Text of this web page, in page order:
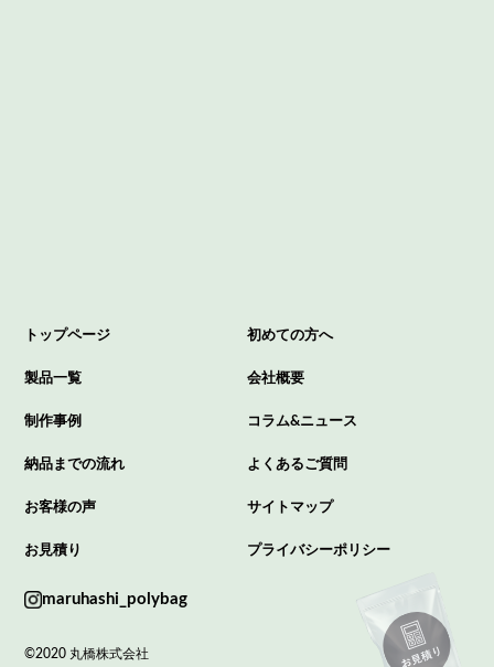
トップページ
製品一覧
制作事例
納品までの流れ
お客様の声
お見積り
初めての方へ
会社概要
コラム&ニュース
よくあるご質問
サイトマップ
プライバシーポリシー
maruhashi_polybag
©2020 丸橋株式会社